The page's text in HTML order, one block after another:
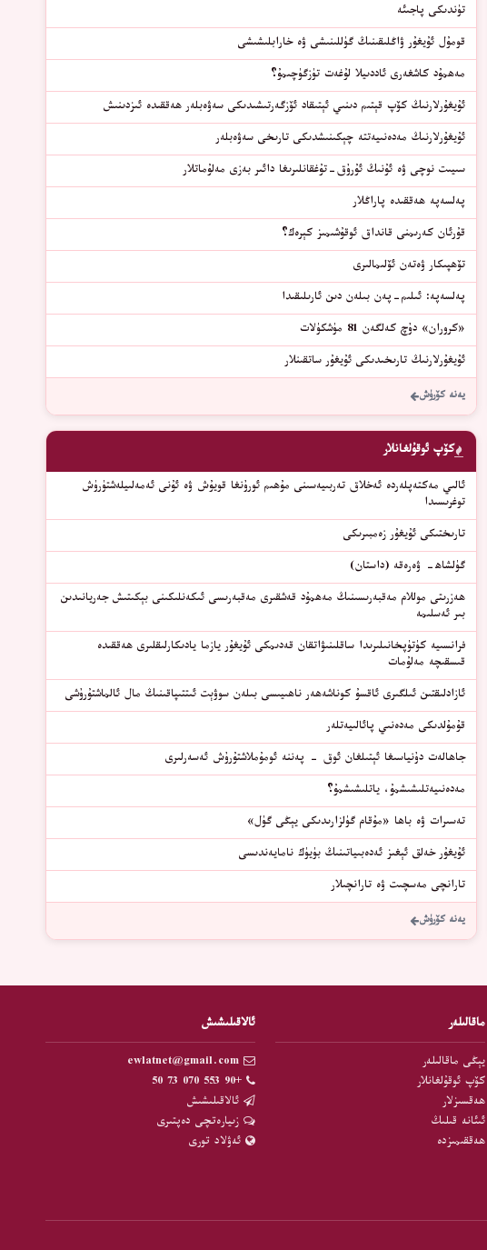
تۈندىكى پاجىئە
قومۇل ئۇيغۇر ۋاڭلىقىنىڭ گۈللىنىشى ۋە خارابلىشىشى
مەھمۇد كاشغەرى ئاددىيلا لۇغەت تۈزگۈچىمۇ؟
ئۇيغۇرلارنىڭ كۆپ قېتىم دىنىي ئېتىقاد ئۆزگەرتىشىدىكى سەۋەبلەر ھەققىدە ئىزدىنىش
ئۇيغۇرلارنىڭ مەدەنىيەتتە چېكىنىشدىكى تارىخى سەۋەبلەر
سىيىت نوچى ۋە ئۇنىڭ ئۇرۇق-تۇغقانلىرىغا دائىر بەزى مەلۇماتلار
پەلسەپە ھەققىدە پاراڭلار
قۇرئان كەرىمنى قانداق ئوقۇشىمىز كېرەك؟
تۆھپىكار ۋەتەن ئۆلىمالىرى
پەلسەپە: ئىلىم-پەن بىلەن دىن ئارىلىقىدا
«كروران» دۇچ كەلگەن 81 مۈشكۈلات
ئۇيغۇرلارنىڭ تارىخىدىكى ئۇيغۇر ساتقىنلار
يەنە كۆرۈش
كۆپ ئوقۇلغانلار
ئالىي مەكتەپلەردە ئەخلاق تەربىيەسىنى مۇھىم ئورۇنغا قويۇش ۋە ئۇنى ئەمەلىيلەشتۈرۈش
توغرىسىدا
ﺗﺎﺭﯨﺨﺘﯩﻜﻰ ﺋﯘﻳﻐﯘﺭ ﺯﻩﻣﺒﯩﺮﯨﻜﻰ
گۈلشاھ- ۋەرەقە (داستان)
ھەزرىتى موللام مەقبەرىسىنىڭ مەھمۇد قەشقىرى مەقبەرىسى ئىكەنلىكىنى بېكىتىش جەريانىدىن
بىر ئەسلىمە
فرانسىيە كۈتۈپخانىلىرىدا ساقلىنىۋاتقان قەدىمكى ئۇيغۇر يازما يادىكارلىقلىرى ھەققىدە
قىسقىچە مەلۇمات
ئازادلىقتىن ئىلگىرى ئاقسۇ كوناشەھەر ناھىيىسى بىلەن سوۋېت ئىتتىپاقىنىڭ مال ئالماشتۇرۇشى
قۇمۇلدىكى مەدەنىي پائالىيەتلەر
جاھالەت دۇنياسىغا ئېتىلغان ئوق - پەننە ئومۇملاشتۇرۇش ئەسەرلىرى
مەدەنىيەتلىشىشمۇ، ياتلىشىشمۇ؟
تەسىرات ۋە باھا «مۇقام گۈلزارىدىكى يېڭى گۈل»
ئۇيغۇر خەلق ئېغىز ئەدەبىياتىنىڭ بۈيۈك نامايەندىسى
تارانچى مەسچىت ۋە تارانچىلار
يەنە كۆرۈش
ماقالىلەر
يېڭى ماقالىلەر
كۆپ ئوقۇلغانلار
ھەقسىزلار
ئىئانە قىلىڭ
ھەققىمىزدە
ئالاقىلىشىش
ewlatnet@gmail.com
+90 553 070 73 50
ئالاقىلىشىش
زىيارەتچى دەپتىرى
ئەۋلاد تورى